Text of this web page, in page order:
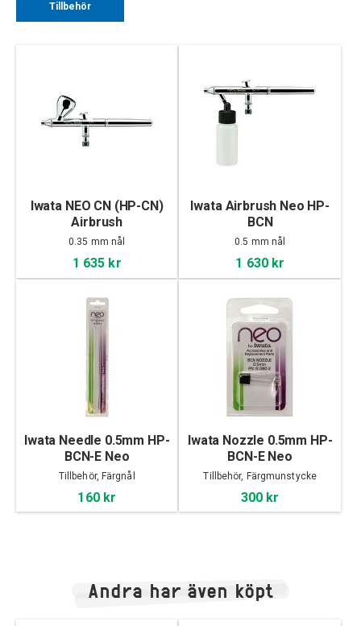
Tillbehör
Iwata NEO CN (HP-CN)
Airbrush
0.35 mm nål
1 635 kr
Iwata Airbrush Neo HP-
BCN
0.5 mm nål
1 630 kr
Iwata Needle 0.5mm HP-
BCN-E Neo
Tillbehör, Färgnål
160 kr
Iwata Nozzle 0.5mm HP-
BCN-E Neo
Tillbehör, Färgmunstycke
300 kr
Andra har även köpt